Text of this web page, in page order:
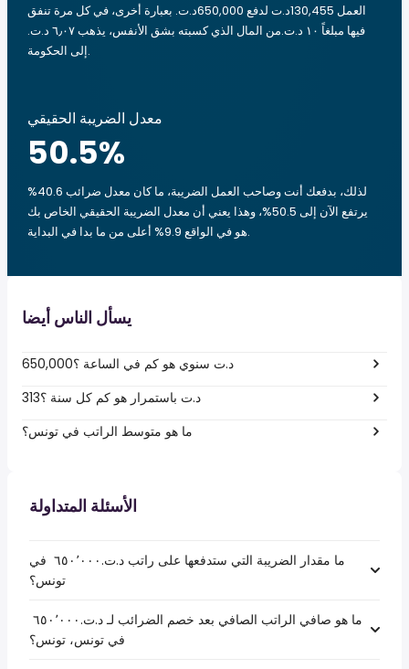
العمل 130,455د.ت لدفع 650,000د.ت. بعبارة أخرى، في كل مرة تنفق
فيها مبلغاً ‏١٠ د.ت.‏من المال الذي كسبته بشق الأنفس، يذهب ‏٦٫٠٧ د.ت.‏
إلى الحكومة.
معدل الضريبة الحقيقي
50.5%
لذلك، بدفعك أنت وصاحب العمل الضريبة، ما كان معدل ضرائب 40.6%
يرتفع الآن إلى 50.5%، وهذا يعني أن معدل الضريبة الحقيقي الخاص بك
هو في الواقع 9.9% أعلى من ما بدا في البداية.
يسأل الناس أيضا
650,000د.ت سنوي هو كم في الساعة ؟
313د.ت باستمرار هو كم كل سنة ؟
ما هو متوسط الراتب في تونس؟
الأسئلة المتداولة
ما مقدار الضريبة التي ستدفعها على راتب د.ت.‏٦٥٠٬٠٠٠ ‏ في
تونس؟
في تونس، تونس؟